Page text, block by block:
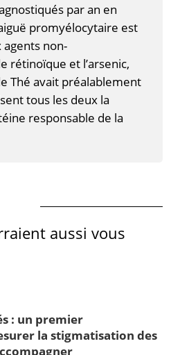
par an en
promyélocytaire est
non-
rétinoïque et l’arsenic,
Thé avait préalablement
tous les deux la
responsable de la
aussi vous
: un premier
la stigmatisation des